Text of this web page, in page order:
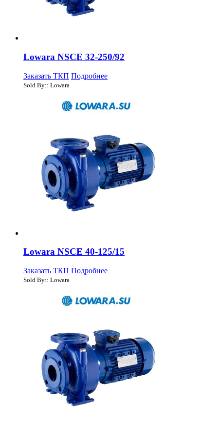
Lowara NSCE 32-250/92
Заказать ТКП Подробнее
Sold By:: Lowara
Lowara NSCE 40-125/15
Заказать ТКП Подробнее
Sold By:: Lowara